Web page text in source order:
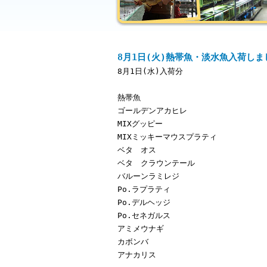
8月1日(火)熱帯魚・淡水魚入荷し
8月1日(水)入荷分
熱帯魚
ゴールデンアカヒレ
MIXグッピー
MIXミッキーマウスプラティ
ベタ オス
ベタ クラウンテール
バルーンラミレジ
Po.ラプラティ
Po.デルヘッジ
Po.セネガルス
アミメウナギ
カボンバ
アナカリス